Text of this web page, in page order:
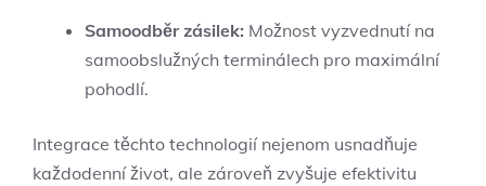
Samoodběr zásilek: Možnost vyzvednutí na
samoobslužných terminálech pro maximální
pohodlí.
Integrace těchto technologií nejenom usnadňuje
každodenní život, ale zároveň zvyšuje efektivitu